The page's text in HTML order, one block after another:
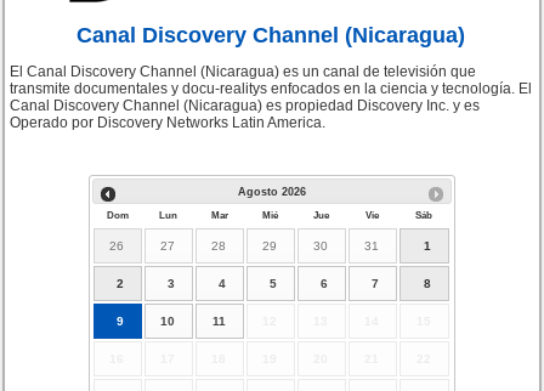
Canal Discovery Channel (Nicaragua)
El Canal Discovery Channel (Nicaragua) es un canal de televisión que
transmite documentales y docu-realitys enfocados en la ciencia y tecnología. El
Canal Discovery Channel (Nicaragua) es propiedad Discovery Inc. y es
Operado por Discovery Networks Latin America.
Agosto 2026
Dom Lun Mar Mié Jue Vie Sáb
26 27 28 29 30 31 1
2 3 4 5 6 7 8
9 10 11